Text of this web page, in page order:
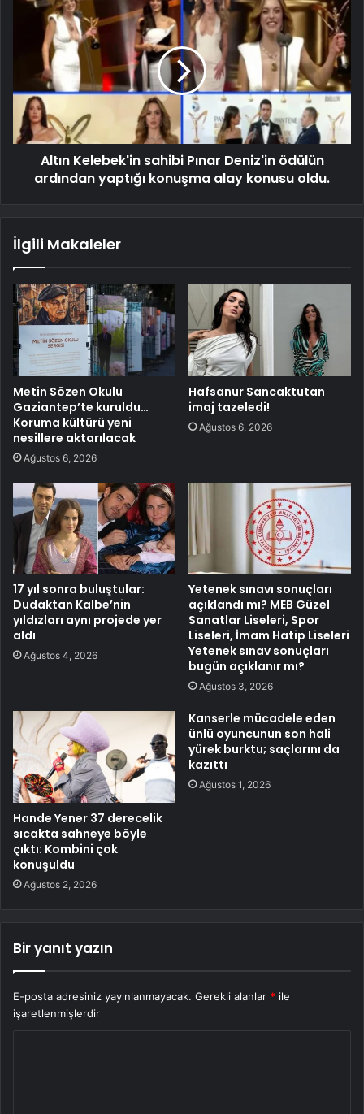
Altın Kelebek'in sahibi Pınar Deniz'in ödülün
ardından yaptığı konuşma alay konusu oldu.
İlgili Makaleler
Metin Sözen Okulu
Gaziantep’te kuruldu…
Koruma kültürü yeni
nesillere aktarılacak
Ağustos 6, 2026
Hafsanur Sancaktutan
imaj tazeledi!
Ağustos 6, 2026
17 yıl sonra buluştular:
Dudaktan Kalbe’nin
yıldızları aynı projede yer
aldı
Ağustos 4, 2026
Yetenek sınavı sonuçları
açıklandı mı? MEB Güzel
Sanatlar Liseleri, Spor
Liseleri, İmam Hatip Liseleri
Yetenek sınav sonuçları
bugün açıklanır mı?
Ağustos 3, 2026
Hande Yener 37 derecelik
sıcakta sahneye böyle
çıktı: Kombini çok
konuşuldu
Ağustos 2, 2026
Kanserle mücadele eden
ünlü oyuncunun son hali
yürek burktu; saçlarını da
kazıttı
Ağustos 1, 2026
Bir yanıt yazın
E-posta adresiniz yayınlanmayacak. Gerekli alanlar * ile
işaretlenmişlerdir